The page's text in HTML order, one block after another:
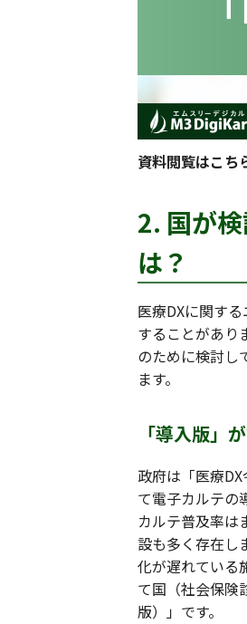
資料閲覧はこち
2. 国が
は？
医療DXに関す
することがあり
のために検討し
ます。
「導入版」
政府は「医療
て電子カルテの
カルテ普及率は
設も多く存在し
化が遅れている
て国（社会保険
版）」です。